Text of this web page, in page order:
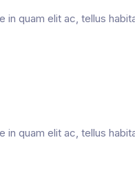
in quam elit ac, tellus
in quam elit ac, tellus